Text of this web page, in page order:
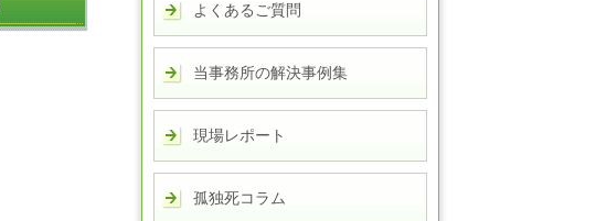
よくあるご質問
当事務所の解決事例集
現場レポート
孤独死コラム